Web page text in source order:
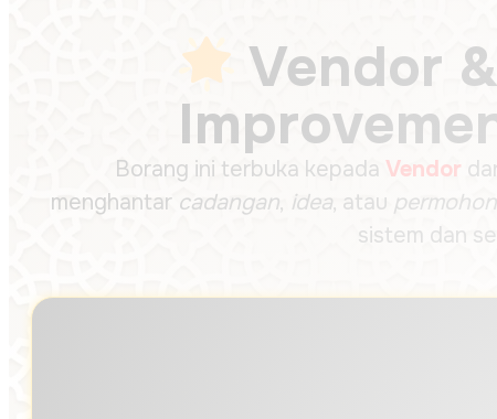
Vendor
Borang ini terbuka kepada Vendor
menghantar cadangan, idea, atau
sistem dan